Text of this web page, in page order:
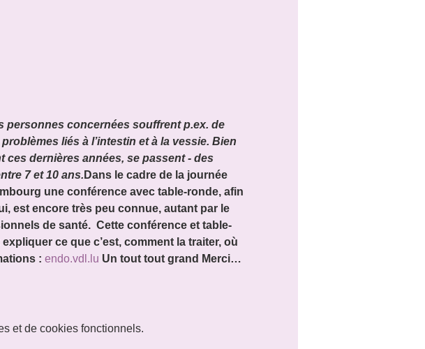
personnes concernées souffrent p.ex. de
liés à l’intestin et à la vessie. Bien
dernières années, se passent - des
7 et 10 ans. Dans le cadre de la journée
une conférence avec table-ronde, afin
est encore très peu connue, autant par le
de santé.  Cette conférence et table-
ce que c’est, comment la traiter, où
: endo.vdl.lu Un tout tout grand Merci…
et de cookies fonctionnels.